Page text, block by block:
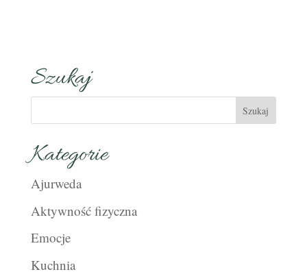
Szukaj
Kategorie
Ajurweda
Aktywność fizyczna
Emocje
Kuchnia